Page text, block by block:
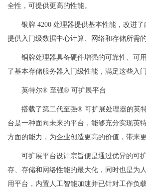
全性，可提供更高的性能。
银牌 4200 处理器提供基本性能，改进了
提供入门级数据中心计算、网络和存储所需
铜牌处理器具备硬件增强的可靠性、可
了基本存储服务器入门级性能，满足这些入
英特尔® 至强® 可扩展平台
搭载了第二代至强® 可扩展处理器的英
台是一种面向未来的平台，能够充分实现英
方面的能力，为企业创造更高的价值，带来更
可扩展平台设计宗旨便是通过优异的可
存、存储和网络性能的最大化，同时也是为
用平台，内置人工智能加速并已针对工作负